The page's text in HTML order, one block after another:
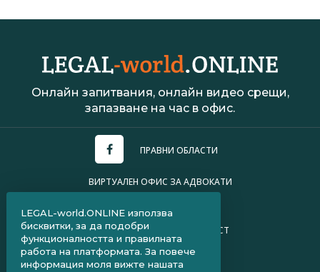
Онлайн запитвания, онлайн видео срещи,
запазване на час в офис.
ПРАВНИ ОБЛАСТИ
ВИРТУАЛЕН ОФИС ЗА АДВОКАТИ
ПОЛИТИКА ЗА ПОВЕРИТЕЛНОСТ
ЧЗВ ЗА КЛИЕНТИ
LEGAL-world.ONLINE използва
бисквитки, за да подобри
функционалността и правилната
работа на платформата. За повече
информация моля вижте нашата